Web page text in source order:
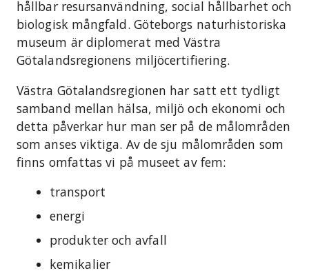
hållbar resursanvändning, social hållbarhet och
biologisk mångfald. Göteborgs naturhistoriska
museum är diplomerat med Västra
Götalandsregionens miljöcertifiering.
Västra Götalandsregionen har satt ett tydligt
samband mellan hälsa, miljö och ekonomi och
detta påverkar hur man ser på de målområden
som anses viktiga. Av de sju målområden som
finns omfattas vi på museet av fem:
transport
energi
produkter och avfall
kemikalier